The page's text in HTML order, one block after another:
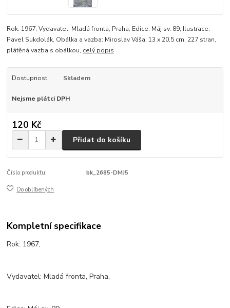
Rok: 1967, Vydavatel: Mladá fronta, Praha, Edice: Máj sv. 89, Ilustrace:
Pavel Sukdolák, Obálka a vazba: Miroslav Váša, 13 x 20,5 cm, 227 stran,
plátěná vazba s obálkou, celý popis
Dostupnost Skladem
Nejsme plátci DPH
120 Kč
Přidat do košíku
Číslo produktu: bk_2685-DMJ5
Do oblíbených
Kompletní specifikace
Rok: 1967,
Vydavatel: Mladá fronta, Praha,